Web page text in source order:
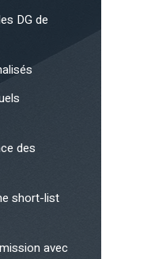
DG de
des
short-list
avec